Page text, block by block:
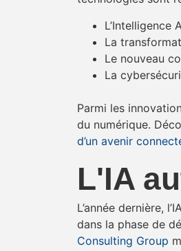
L’Intelligence
La
Le nouveau
La
Parmi les
du numérique.
d’un avenir
L'IA
L’année dernière,
dans la phase de
Consulting Group